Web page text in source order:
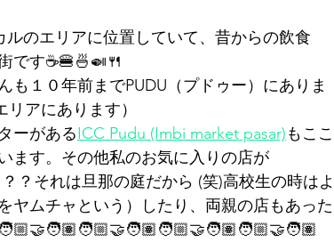
のエリアに位置していて、昔からの飲食
です☕🍔🍜🍛🍴
１０年前までPUDU（プドゥー）にありま
アにあります）
ーがあるICC Pudu (Imbi market pasar)もここ
ます。その他私のお気に入りの店が
？それは旦那の庭だから (笑)高校生の時はよ
ヤムチャという）したり、両親の店もあった